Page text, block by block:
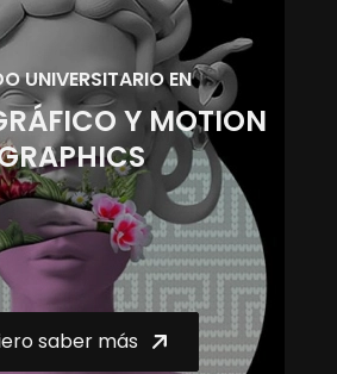
UNIVERSITARIO EN
Y MOTION
saber más